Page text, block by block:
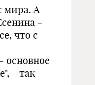
мира. А
-
что с
основное
- так